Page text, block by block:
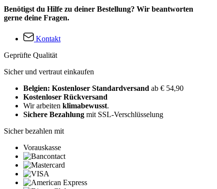
Benötigst du Hilfe zu deiner Bestellung? Wir beantworten
gerne deine Fragen.
Kontakt
Geprüfte Qualität
Sicher und vertraut einkaufen
Belgien: Kostenloser Standardversand ab € 54,90
Kostenloser Rückversand
Wir arbeiten klimabewusst.
Sichere Bezahlung mit SSL-Verschlüsselung
Sicher bezahlen mit
Vorauskasse